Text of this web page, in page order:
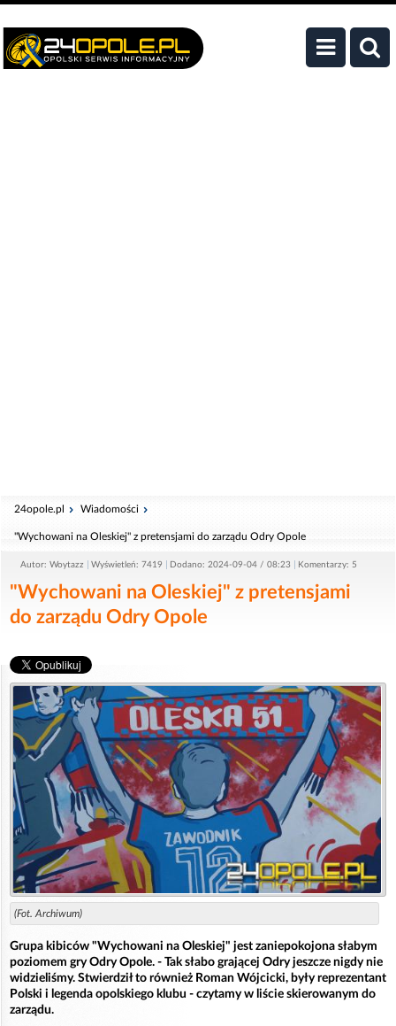
24opole.pl Wiadomości
"Wychowani na Oleskiej" z pretensjami do zarządu Odry Opole
Autor: Woytazz Wyświetleń: 7419 Dodano: 2024-09-04 / 08:23 Komentarzy: 5
"Wychowani na Oleskiej" z pretensjami
do zarządu Odry Opole
(Fot. Archiwum)
Grupa kibiców "Wychowani na Oleskiej" jest zaniepokojona słabym
poziomem gry Odry Opole. - Tak słabo grającej Odry jeszcze nigdy nie
widzieliśmy. Stwierdził to również Roman Wójcicki, były reprezentant
Polski i legenda opolskiego klubu - czytamy w liście skierowanym do
zarządu.